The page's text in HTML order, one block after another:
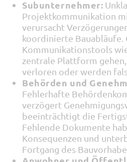
Subunternehmer:
Projektkommunikation
verursacht
koordinierte Bauabläufe.
Kommunikationstools
zentrale Plattform
verloren oder werden
Behörden und
Fehlerhafte
verzögert
beeinträchtigt die
Fehlende Dokumente
Konsequenzen und
Fortgang des